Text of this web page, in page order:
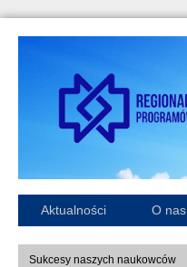
Aktualności O nas
Sukcesy naszych naukowców